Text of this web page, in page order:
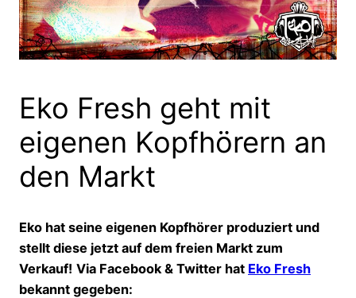
Eko Fresh geht mit
eigenen Kopfhörern an
den Markt
Eko hat seine eigenen Kopfhörer produziert und
stellt diese jetzt auf dem freien Markt zum
Verkauf! Via Facebook & Twitter hat Eko Fresh
bekannt gegeben: